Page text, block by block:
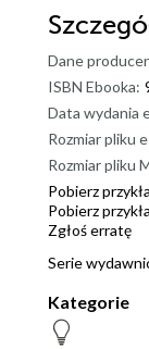
Dane
ISBN Ebooka:
Data wydania
Rozmiar pliku
Rozmiar pliku
Pobierz
Pobierz
Zgłoś erratę
Serie
Kategorie